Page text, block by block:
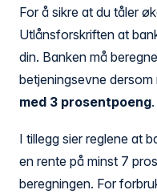
For å sikre at du tåler
Utlånsforskriften at
din. Banken må
betjeningsevne dersom
med 3 prosentpoeng.
I tillegg sier reglene at
en rente på minst 7
beregningen. For